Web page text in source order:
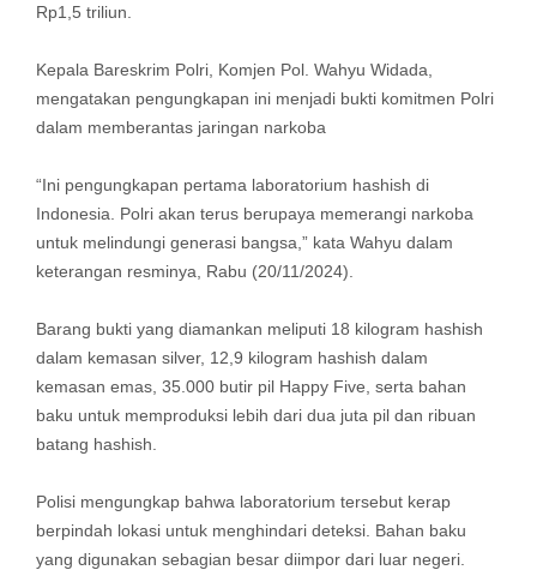
Rp1,5 triliun.
Kepala Bareskrim Polri, Komjen Pol. Wahyu Widada,
mengatakan pengungkapan ini menjadi bukti komitmen Polri
dalam memberantas jaringan narkoba
“Ini pengungkapan pertama laboratorium hashish di
Indonesia. Polri akan terus berupaya memerangi narkoba
untuk melindungi generasi bangsa,” kata Wahyu dalam
keterangan resminya, Rabu (20/11/2024).
Barang bukti yang diamankan meliputi 18 kilogram hashish
dalam kemasan silver, 12,9 kilogram hashish dalam
kemasan emas, 35.000 butir pil Happy Five, serta bahan
baku untuk memproduksi lebih dari dua juta pil dan ribuan
batang hashish.
Polisi mengungkap bahwa laboratorium tersebut kerap
berpindah lokasi untuk menghindari deteksi. Bahan baku
yang digunakan sebagian besar diimpor dari luar negeri.